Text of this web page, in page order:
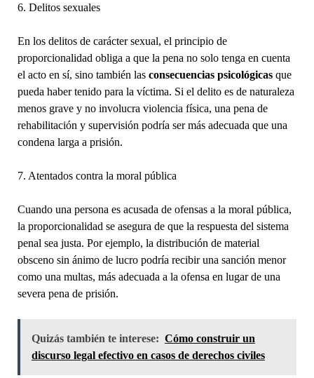
6. Delitos sexuales
En los delitos de carácter sexual, el principio de
proporcionalidad obliga a que la pena no solo tenga en cuenta
el acto en sí, sino también las consecuencias psicológicasque
pueda haber tenido para la víctima. Si el delito es de naturaleza
menos grave y no involucra violencia física, una pena de
rehabilitación y supervisión podría ser más adecuada que una
condena larga a prisión.
7. Atentados contra la moral pública
Cuando una persona es acusada de ofensas a la moral pública,
la proporcionalidad se asegura de que la respuesta del sistema
penal sea justa. Por ejemplo, la distribución de material
obsceno sin ánimo de lucro podría recibir una sanción menor
como una multas, más adecuada a la ofensa en lugar de una
severa pena de prisión.
Quizás también te interese: Cómo construir un
discurso legal efectivo en casos de derechos civiles